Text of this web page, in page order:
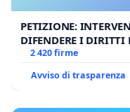
PETIZIONE:
DIFENDERE I DIRITTI
UDG)
2 420 firme
Avviso di trasparenza